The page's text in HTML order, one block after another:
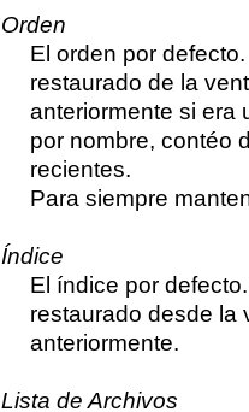
Orden
El orden por
restaurado de la
anteriormente si era
por nombre, contéo
recientes.
Para siempre
Índice
El índice por
restaurado desde la
anteriormente.
Lista de Archivos